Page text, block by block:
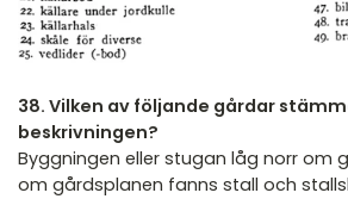
38. Vilken av följande gårdar
beskrivningen?
Byggningen eller stugan låg norr om
om gårdsplanen fanns stall och